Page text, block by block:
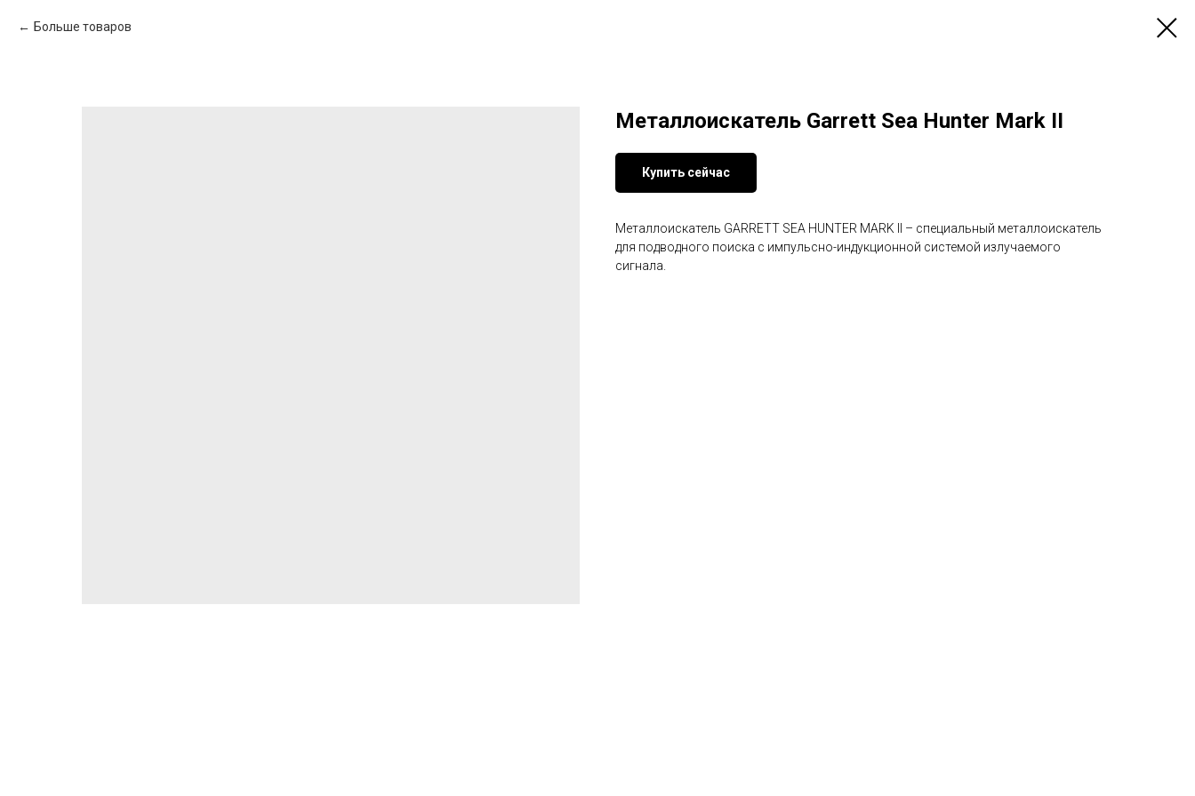
Больше товаров
Металлоискатель Garrett Sea Hunter Mark II
Купить сейчас
Металлоискатель GARRETT SEA HUNTER MARK II – специальный металлоискатель
для подводного поиска с импульсно-индукционной системой излучаемого
сигнала.